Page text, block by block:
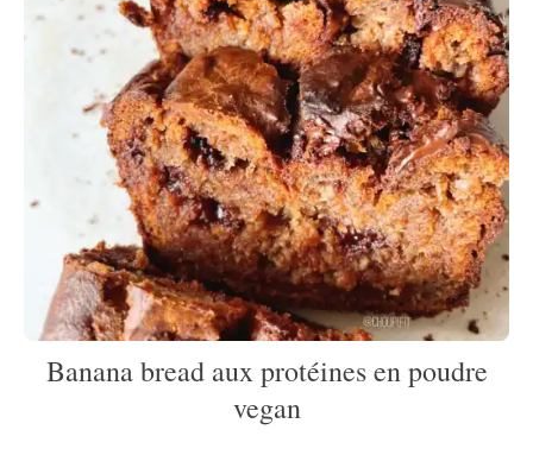
Banana bread aux protéines en poudre
vegan